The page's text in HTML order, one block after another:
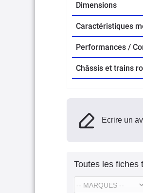
Dimensions
Caractéristiques
Performances /
Châssis et trains
Ecrire un
Toutes les fiches